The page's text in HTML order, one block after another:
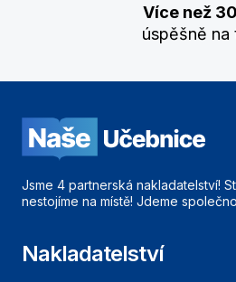
Více než
úspěšně na
Jsme 4 partnerská nakladatelství!
nestojíme na místě! Jdeme
Nakladatelství